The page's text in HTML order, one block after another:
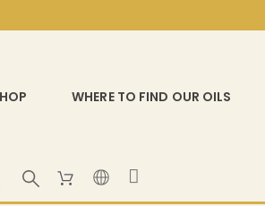
WHERE TO FIND OUR OILS